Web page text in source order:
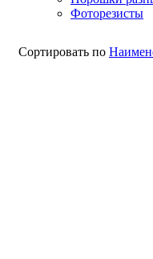
Фоторезисты
Сортировать по